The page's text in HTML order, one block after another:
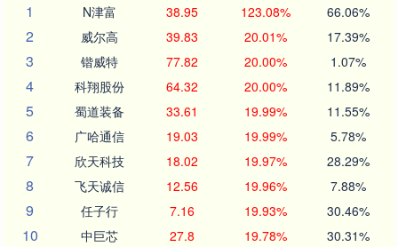
1
N津富 38.95 123.08% 66.06%
2 威尔高 39.83 20.01% 17.39%
3 锴威特 77.82 20.00% 1.07%
4 科翔股份 64.32 20.00% 11.89%
5 蜀道装备 33.61 19.99% 11.55%
6 广哈通信 19.03 19.99% 5.78%
7 欣天科技 18.02 19.97% 28.29%
8 飞天诚信 12.56 19.96% 7.88%
9 任子行 7.16 19.93% 30.46%
10 中巨芯 27.8 19.78% 30.31%